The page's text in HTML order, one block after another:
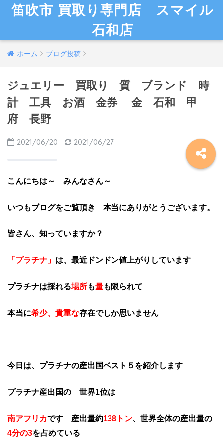
笛吹市 買取り専門店 スマイル
石和店
ホーム ブログ投稿
ジュエリー 買取り 質 ブランド 時
計 工具 お酒 金券 金 石和 甲
府 長野
2021/06/20 2021/06/27
こんにちは～ みんなさん～
いつもブログをご覧頂き 本当にありがとうございます。
皆さん、知っていますか？
「プラチナ」 は、最近ドンドン値上がりしています
プラチナは採れる場所も量も限られて
本当に希少、貴重な存在でしか思いません
今日は、 プラチナの産出国ベスト５を紹介します
プラチナ産出国の 世界1位は
南アフリカです 産出量約138トン、世界全体の産出量の
4分の3を占めている